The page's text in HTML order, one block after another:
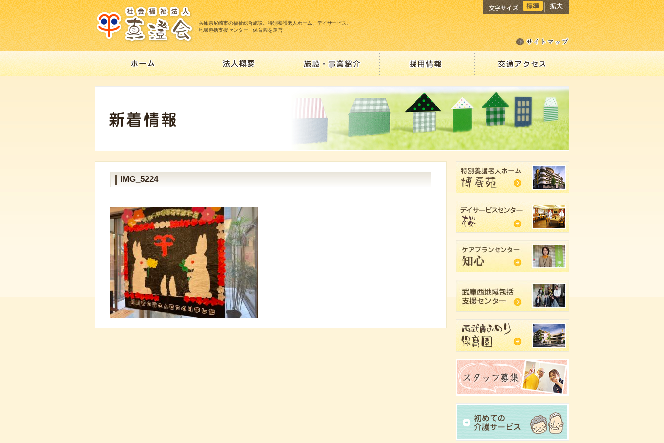
兵庫県尼崎市の福祉総合施設。特別養護老人ホーム、デイサービス、
地域包括支援センター、保育園を運営
IMG_5224